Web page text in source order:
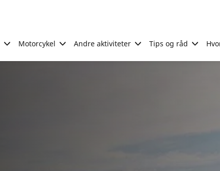
Motorcykel Andre aktiviteter Tips og råd